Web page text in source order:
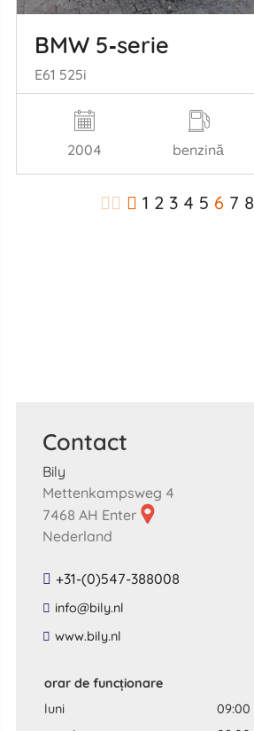
BMW 5‑serie
E61 525i
2004 benzină
1 2 3 4 5 6 7 8
Contact
Bily
Mettenkampsweg 4
7468 AH Enter
Nederland
+31-(0)547-388008
​info​@​bily​.​nl​
​www​.​bily​.​nl​
orar de funcționare
luni
09:00